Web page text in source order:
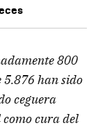
800
5.876 han sido
ceguera
como cura del